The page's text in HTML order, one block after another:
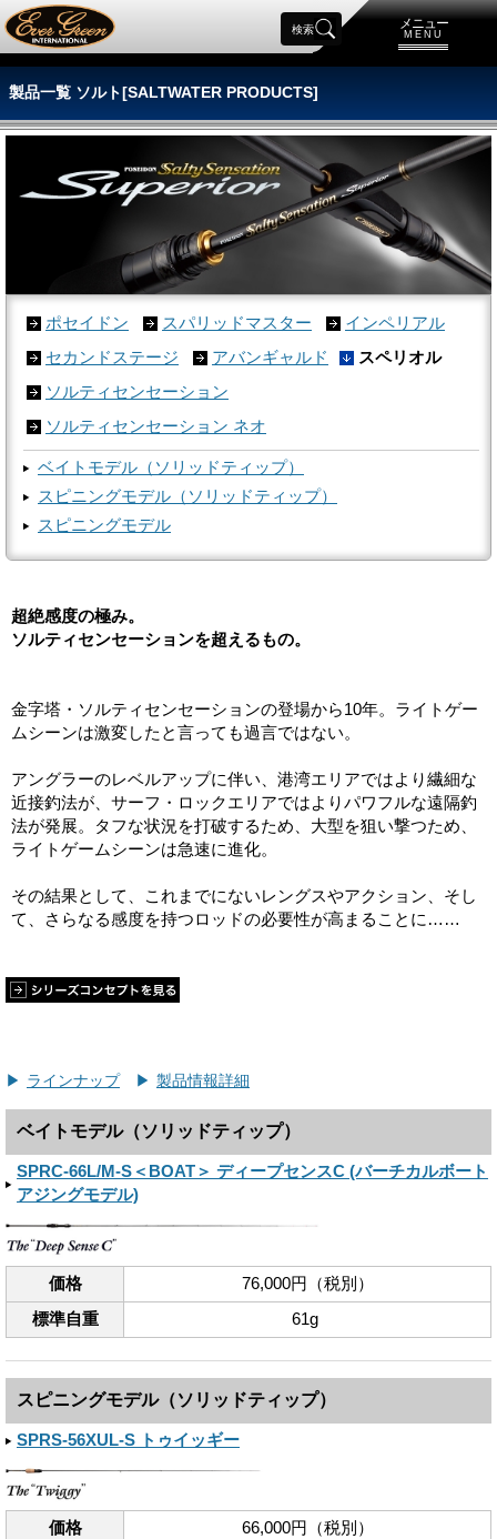
メニュー
MENU
検索
製品一覧 ソルト[SALTWATER PRODUCTS]
ポセイドン スパリッドマスター
インペリアル
セカンドステージ
アバンギャルド
スペリオル
ソルティセンセーション
ソルティセンセーション ネオ
ベイトモデル（ソリッドティップ）
スピニングモデル（ソリッドティップ）
スピニングモデル
超絶感度の極み。
ソルティセンセーションを超えるもの。
金字塔・ソルティセンセーションの登場から10年。ライトゲー
ムシーンは激変したと言っても過言ではない。
アングラーのレベルアップに伴い、港湾エリアではより繊細な
近接釣法が、サーフ・ロックエリアではよりパワフルな遠隔釣
法が発展。タフな状況を打破するため、大型を狙い撃つため、
ライトゲームシーンは急速に進化。
その結果として、これまでにないレングスやアクション、そし
て、さらなる感度を持つロッドの必要性が高まることに……
ラインナップ 製品情報詳細
ベイトモデル（ソリッドティップ）
SPRC-66L/M-S＜BOAT＞ ディープセンスC (バーチカルボート
アジングモデル)
価格
76,000円（税別）
標準自重
61g
スピニングモデル（ソリッドティップ）
SPRS-56XUL-S トゥイッギー
価格
66,000円（税別）